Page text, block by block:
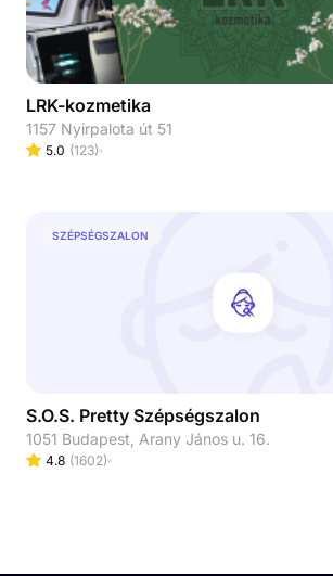
LRK-kozmetika
1157 Nyirpalota út 51
5.0 (123)
SZÉPSÉGSZALON
S.O.S. Pretty Szépségszalon
1051 Budapest, Arany János u. 16.
4.8 (1602)